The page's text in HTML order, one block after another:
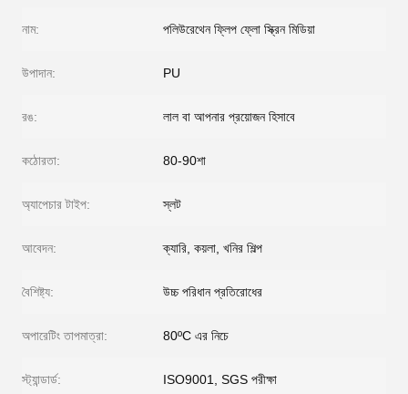
নাম: পলিউরেথেন ফ্লিপ ফ্লো স্ক্রিন মিডিয়া
উপাদান: PU
রঙ: লাল বা আপনার প্রয়োজন হিসাবে
কঠোরতা: 80-90শা
অ্যাপেচার টাইপ: স্লট
আবেদন: ক্যারি, কয়লা, খনির শিল্প
বৈশিষ্ট্য: উচ্চ পরিধান প্রতিরোধের
অপারেটিং তাপমাত্রা: 80ºC এর নিচে
স্ট্যান্ডার্ড: ISO9001, SGS পরীক্ষা